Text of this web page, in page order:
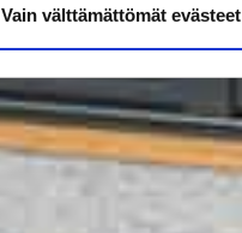
Vain välttämättömät evästeet